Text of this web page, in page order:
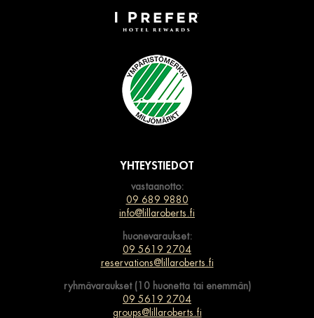
YHTEYSTIEDOT
vastaanotto:
09 689 9880
info@lillaroberts.fi
huonevaraukset:
09 5619 2704
reservations@lillaroberts.fi
ryhmävaraukset (10 huonetta tai enemmän)
09 5619 2704
groups@lillaroberts.fi